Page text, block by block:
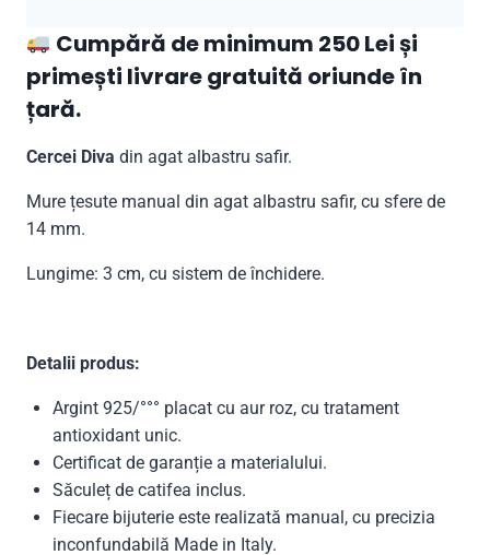
Cumpără de minimum 250 Lei și
primești livrare gratuită oriunde în
țară.
Cercei Diva din agat albastru safir.
Mure țesute manual din agat albastru safir, cu sfere de
14 mm.
Lungime: 3 cm, cu sistem de închidere.
Detalii produs:
Argint 925/°°° placat cu aur roz, cu tratament
antioxidant unic.
Certificat de garanție a materialului.
Săculeț de catifea inclus.
Fiecare bijuterie este realizată manual, cu precizia
inconfundabilă Made in Italy.